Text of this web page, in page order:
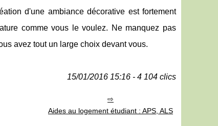
d'une ambiance décorative est fortement
comme vous le voulez. Ne manquez pas
avez tout un large choix devant vous.
15/01/2016 15:16 - 4 104 clics
Aides au logement étudiant : APS, ALS